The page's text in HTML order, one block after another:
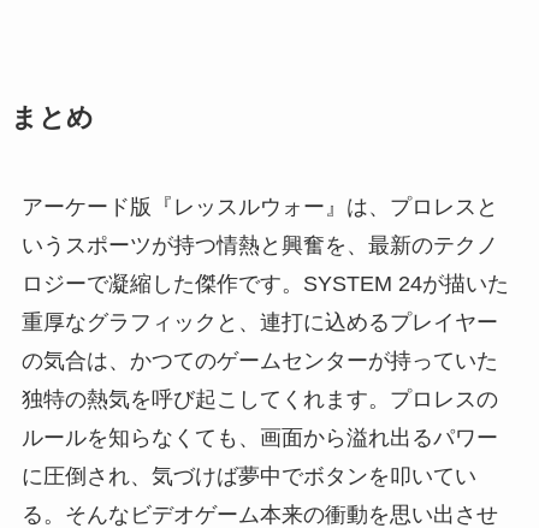
まとめ
アーケード版『レッスルウォー』は、プロレスと
いうスポーツが持つ情熱と興奮を、最新のテクノ
ロジーで凝縮した傑作です。SYSTEM 24が描いた
重厚なグラフィックと、連打に込めるプレイヤー
の気合は、かつてのゲームセンターが持っていた
独特の熱気を呼び起こしてくれます。プロレスの
ルールを知らなくても、画面から溢れ出るパワー
に圧倒され、気づけば夢中でボタンを叩いてい
る。そんなビデオゲーム本来の衝動を思い出させ